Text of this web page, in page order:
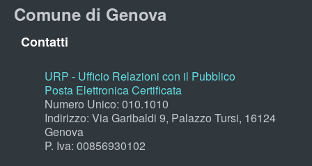
Comune di Genova
Contatti
URP - Ufficio Relazioni con il Pubblico
Posta Elettronica Certificata
Numero Unico: 010.1010
Indirizzo: Via Garibaldi 9, Palazzo Tursi, 16124
Genova
P. Iva: 00856930102